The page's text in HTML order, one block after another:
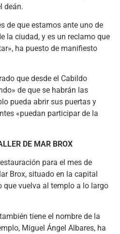
deán.
de que estamos ante uno de
la ciudad, y es un reclamo que
ha puesto de manifiesto
que desde el Cabildo
de que se habrán las
pueda abrir sus puertas y
«puedan participar de la
DE MAR BROX
para el mes de
Brox, situado en la capital
que vuelva al templo a lo largo
tiene el nombre de la
Miguel Ángel Albares, ha